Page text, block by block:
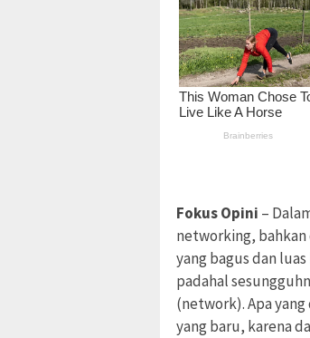
Fokus Opini –
networking,
yang bagus dan
padahal
(network). Apa
yang baru, karena